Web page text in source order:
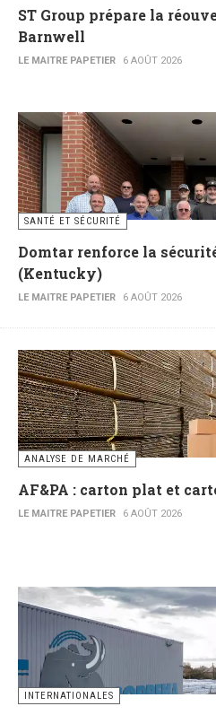
ST Group prépare la
Barnwell
LE MAITRE PAPETIER 6 AOÛT 2026
SANTÉ ET SÉCURITÉ
Domtar renforce la
(Kentucky)
LE MAITRE PAPETIER 6 AOÛT 2026
ANALYSE DE MARCHÉ
AF&PA : carton plat et
LE MAITRE PAPETIER 6 AOÛT 2026
INTERNATIONALES